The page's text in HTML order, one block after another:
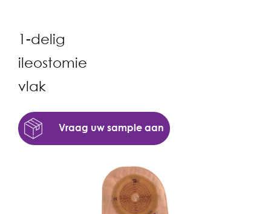
1-delig
ileostomie
vlak
Vraag uw sample aan